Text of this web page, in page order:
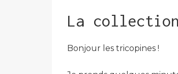
La
Bonjour les tricopines !